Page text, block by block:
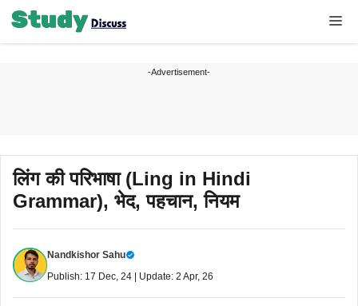
Skip
-Advertisement-
लिंग की परिभाषा (Ling in Hindi
Grammar), भेद, पहचान, नियम
Nandkishor Sahu
Publish: 17 Dec, 24 | Update: 2 Apr, 26